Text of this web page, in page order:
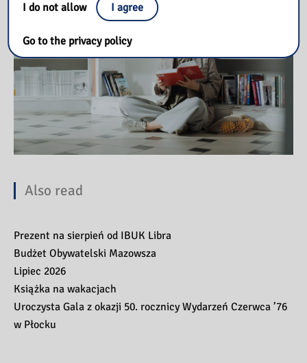
Also read
Prezent na sierpień od IBUK Libra
Budżet Obywatelski Mazowsza
Lipiec 2026
Książka na wakacjach
Uroczysta Gala z okazji 50. rocznicy Wydarzeń Czerwca ’76
w Płocku
I do not allow I agree
Go to the privacy policy